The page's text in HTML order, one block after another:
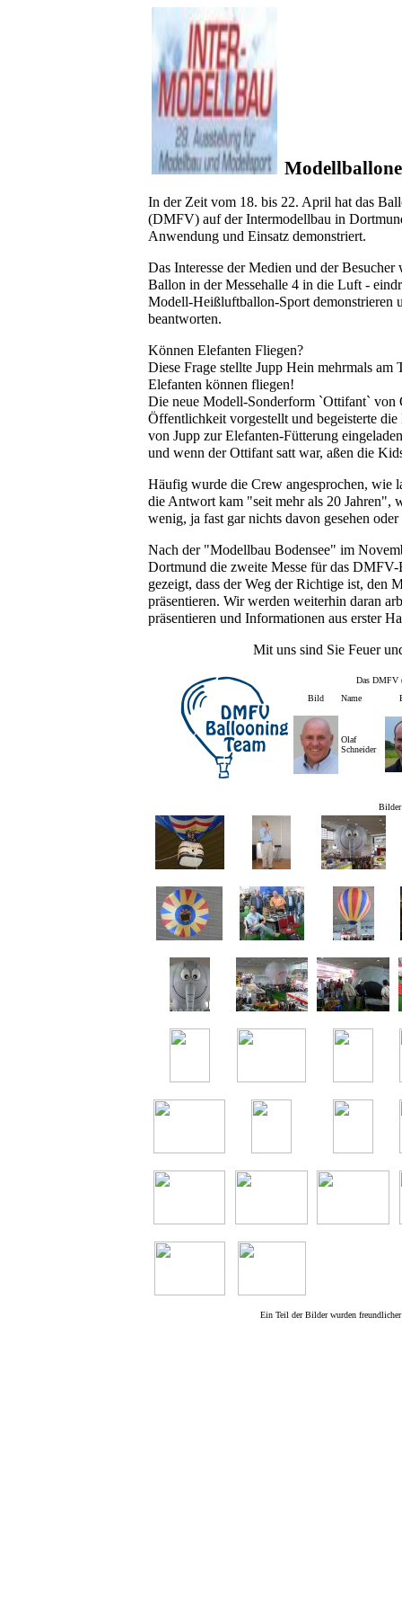
In der Zeit vom 18. bis 22. April hat das
(DMFV) auf der Intermodellbau in
Anwendung und Einsatz demonstriert.
Das Interesse der Medien und der
Ballon in der Messehalle 4 in die Luft -
Modell-Heißluftballon-Sport demonstrieren
beantworten.
Können Elefanten Fliegen?
Diese Frage stellte Jupp Hein mehrmals am
Elefanten können fliegen!
Die neue Modell-Sonderform `Ottifant` von
Öffentlichkeit vorgestellt und begeisterte
von Jupp zur Elefanten-Fütterung
und wenn der Ottifant satt war, aßen die
Häufig wurde die Crew angesprochen, wie
die Antwort kam "seit mehr als 20 Jahren",
wenig, ja fast gar nichts davon gesehen
Nach der "Modellbau Bodensee" im
Dortmund die zweite Messe für das
gezeigt, dass der Weg der Richtige ist,
präsentieren. Wir werden weiterhin daran
präsentieren und Informationen aus erster
Mit uns sind Sie Feuer
Das DMFV
Bild
Name
Olaf
Schneider
Bilder
Ein Teil der Bilder wurden